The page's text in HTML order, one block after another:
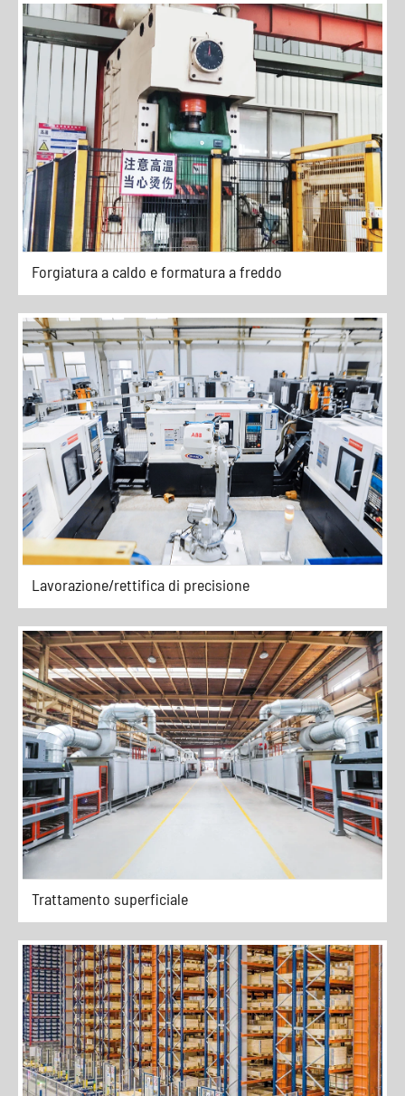
Forgiatura a caldo e formatura a freddo
Lavorazione/rettifica di precisione
Trattamento superficiale